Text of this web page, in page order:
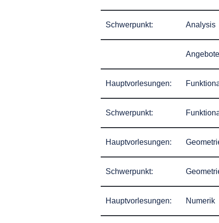
Schwerpunkt: Analysis
Hauptvorlesungen:
Schwerpunkt:
Hauptvorlesungen:
Schwerpunkt:
Hauptvorlesungen: Numerik